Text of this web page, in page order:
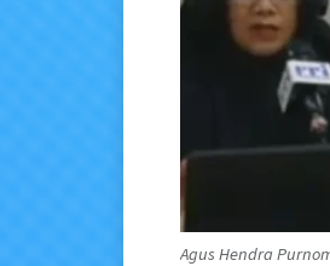
Agus Hendra